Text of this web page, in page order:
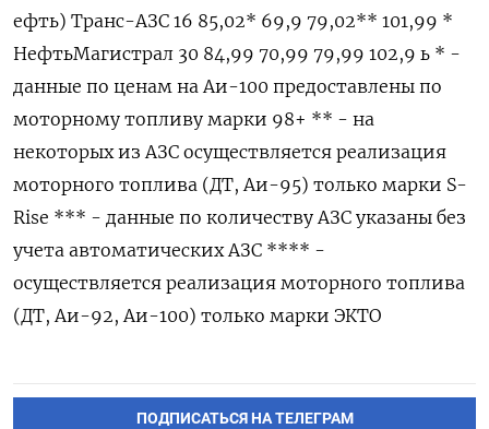
ефть) Транс-АЗС 16 85,02* 69,9 79,02** 101,99 *
НефтьМагистрал 30 84,99 70,99 79,99 102,9 ь * -
данные по ценам на Аи-100 предоставлены по
моторному топливу марки 98+ ** - ‌на
некоторых из АЗС осуществляется реализация
моторного топлива (ДТ, Аи-95) только марки S-
Rise *** - данные ​по количеству АЗС указаны без
учета автоматических АЗС **** -
осуществляется ‌реализация моторного топлива
(ДТ, Аи-92, Аи-100) только марки ЭКТО
ПОДПИСАТЬСЯ НА ТЕЛЕГРАМ